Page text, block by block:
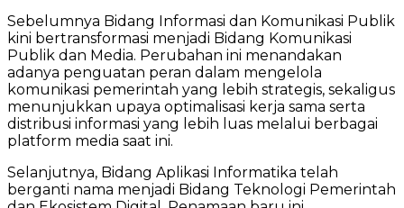
Sebelumnya Bidang Informasi dan Komunikasi Publik
kini bertransformasi menjadi Bidang Komunikasi
Publik dan Media. Perubahan ini menandakan
adanya penguatan peran dalam mengelola
komunikasi pemerintah yang lebih strategis, sekaligus
menunjukkan upaya optimalisasi kerja sama serta
distribusi informasi yang lebih luas melalui berbagai
platform media saat ini.
Selanjutnya, Bidang Aplikasi Informatika telah
berganti nama menjadi Bidang Teknologi Pemerintah